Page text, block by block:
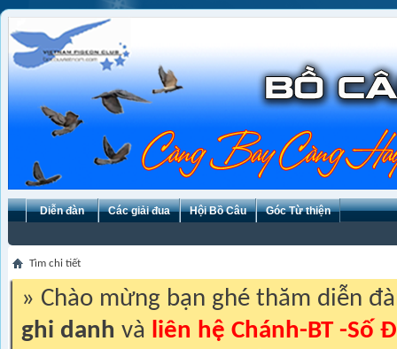
Diễn đàn Các giải đua Hội Bồ Câu Góc Từ thiện
Tìm chi tiết
» Chào mừng bạn ghé thăm diễn
ghi danh và liên hệ Chánh-BT -Số